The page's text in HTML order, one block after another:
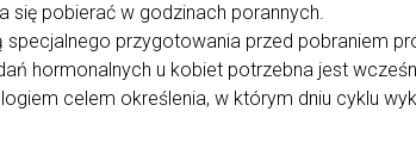
się pobierać w godzinach porannych.
specjalnego przygotowania przed pobraniem
hormonalnych u kobiet potrzebna jest
celem określenia, w którym dniu cyklu